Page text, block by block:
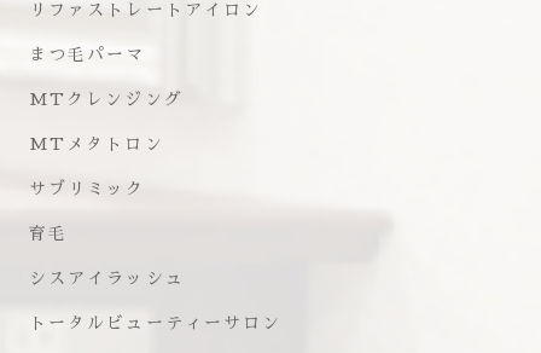
リファストレートアイロン
まつ毛パーマ
MTクレンジング
MTメタトロン
サブリミック
育毛
シスアイラッシュ
トータルビューティーサロン